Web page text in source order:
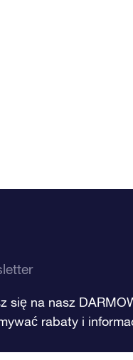
się na nasz
rabaty i